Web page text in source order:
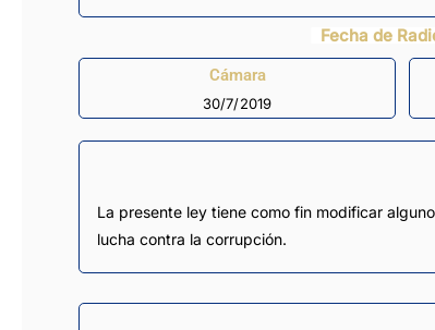
Fecha de
Cámara
30/7/2019
La presente ley tiene como fin modificar
lucha contra la corrupción.